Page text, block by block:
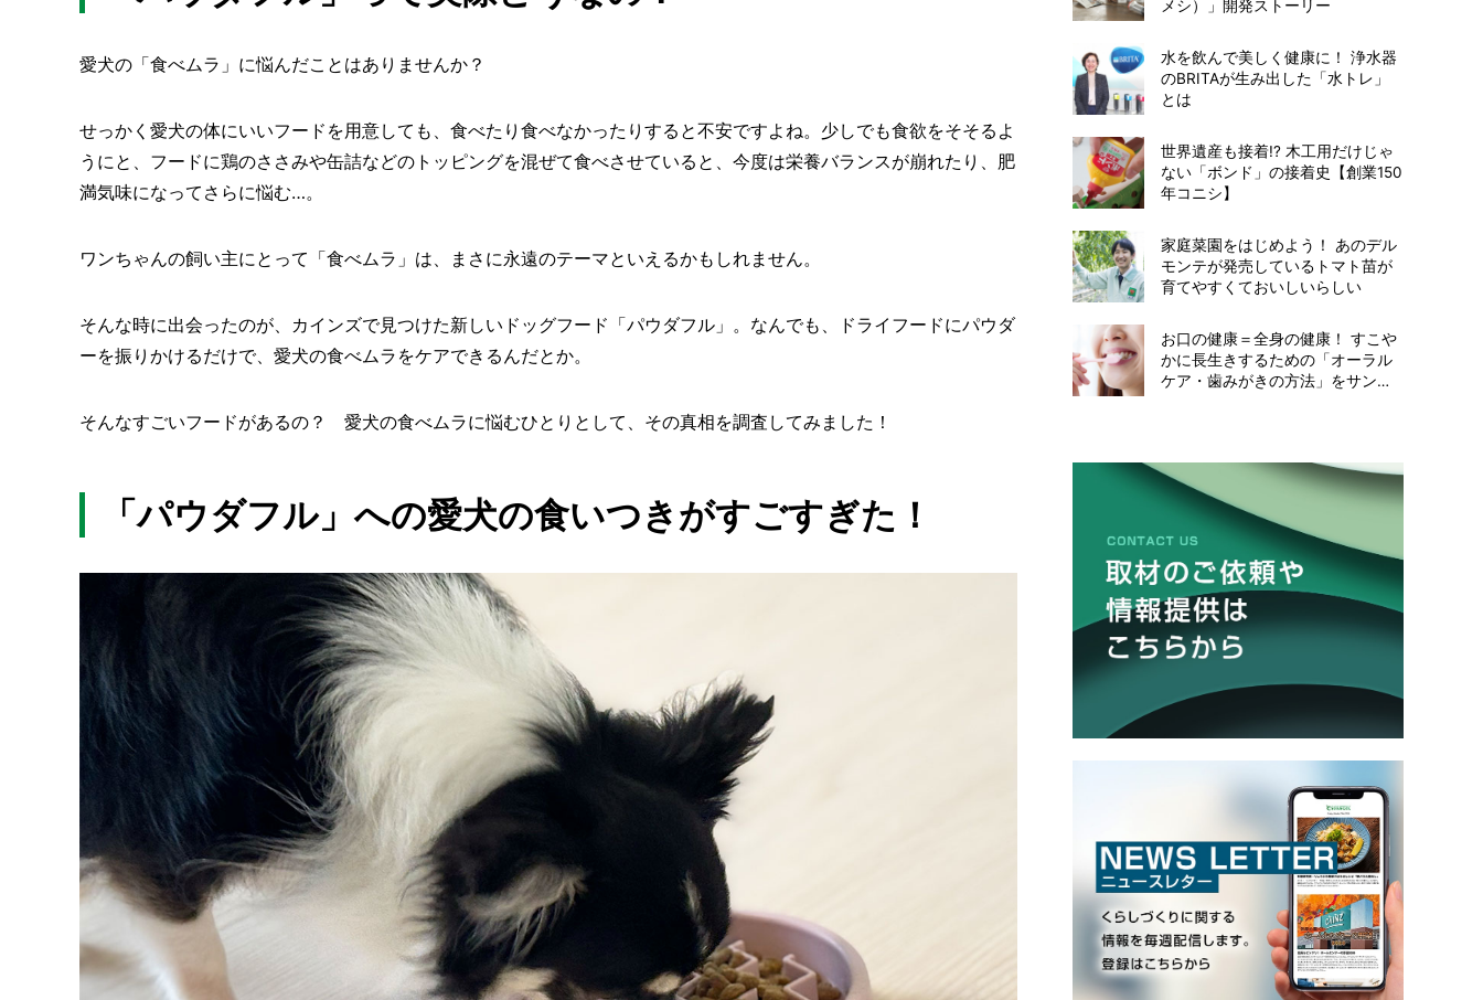
愛犬の「食べムラ」に悩んだことはありませんか？
せっかく愛犬の体にいいフードを用意しても、食べたり食べなかったりすると不安ですよね。少しでも食欲をそそるよ
うにと、フードに鶏のささみや缶詰などのトッピングを混ぜて食べさせていると、今度は栄養バランスが崩れたり、肥
満気味になってさらに悩む…。
ワンちゃんの飼い主にとって「食べムラ」は、まさに永遠のテーマといえるかもしれません。
そんな時に出会ったのが、カインズで見つけた新しいドッグフード「パウダフル」。なんでも、ドライフードにパウダ
ーを振りかけるだけで、愛犬の食べムラをケアできるんだとか。
そんなすごいフードがあるの？ 愛犬の食べムラに悩むひとりとして、その真相を調査してみました！
「パウダフル」への愛⽝の⾷いつきがすごすぎた！
メシ）」開発ストーリー
水を飲んで美しく健康に！ 浄水器
のBRITAが生み出した「水トレ」
とは
世界遺産も接着!? 木工用だけじゃ
ない「ボンド」の接着史【創業150
年コニシ】
家庭菜園をはじめよう！ あのデル
モンテが発売しているトマト苗が
育てやすくておいしいらしい
お口の健康＝全身の健康！ すこや
かに長生きするための「オーラル
ケア・歯みがきの方法」をサンス